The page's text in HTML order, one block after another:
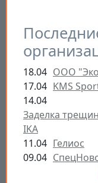
18.04 ООО
17.04 KMS
14.04
Заделка
IKA
11.04 Гелиос
09.04